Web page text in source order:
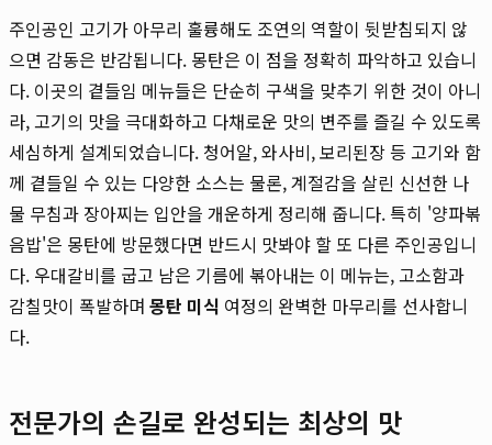
주인공인 고기가 아무리 훌륭해도 조연의 역할이 뒷받침되지 않
으면 감동은 반감됩니다. 몽탄은 이 점을 정확히 파악하고 있습니
다. 이곳의 곁들임 메뉴들은 단순히 구색을 맞추기 위한 것이 아니
라, 고기의 맛을 극대화하고 다채로운 맛의 변주를 즐길 수 있도록
세심하게 설계되었습니다. 청어알, 와사비, 보리된장 등 고기와 함
께 곁들일 수 있는 다양한 소스는 물론, 계절감을 살린 신선한 나
물 무침과 장아찌는 입안을 개운하게 정리해 줍니다. 특히 '양파볶
음밥'은 몽탄에 방문했다면 반드시 맛봐야 할 또 다른 주인공입니
다. 우대갈비를 굽고 남은 기름에 볶아내는 이 메뉴는, 고소함과
감칠맛이 폭발하며 몽탄 미식 여정의 완벽한 마무리를 선사합니
다.
전문가의 손길로 완성되는 최상의 맛